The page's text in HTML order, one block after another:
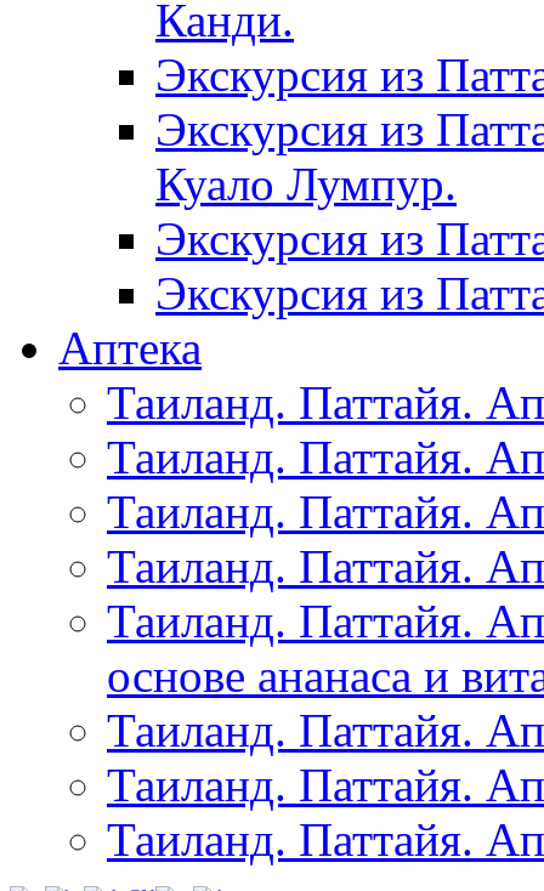
Канди.
Экскурсия из
Экскурсия из
Куало Лумпур.
Экскурсия из
Экскурсия из
Аптека
Таиланд. Паттайя.
Таиланд. Паттайя.
Таиланд. Паттайя.
Таиланд. Паттайя.
Таиланд. Паттайя.
основе ананаса и
Таиланд. Паттайя.
Таиланд. Паттайя.
Таиланд. Паттайя.